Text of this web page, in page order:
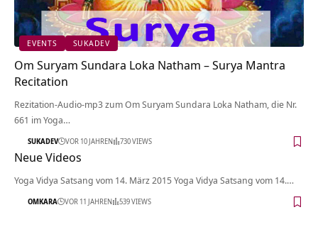
EVENTS SUKADEV
Om Suryam Sundara Loka Natham – Surya Mantra
Recitation
Rezitation-Audio-mp3 zum Om Suryam Sundara Loka Natham, die Nr.
661 im Yoga…
SUKADEV VOR 10 JAHREN 730 VIEWS
Neue Videos
Yoga Vidya Satsang vom 14. März 2015 Yoga Vidya Satsang vom 14.…
OMKARA VOR 11 JAHREN 539 VIEWS